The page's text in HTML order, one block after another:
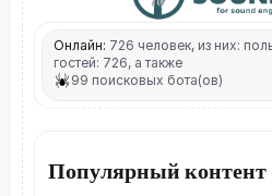
Онлайн: 726 человек, из них:
гостей: 726, а также
99 поисковых бота(ов)
Популярный контент